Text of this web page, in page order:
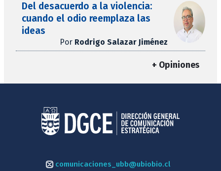
Del desacuerdo a la violencia:
cuando el odio reemplaza las
ideas
Por Rodrigo Salazar Jiménez
+ Opiniones
comunicaciones_ubb@ubiobio.cl